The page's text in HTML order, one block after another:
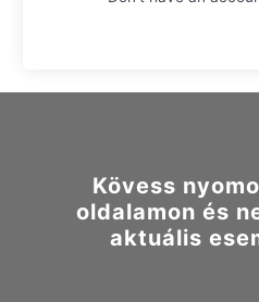
Kövess
oldalamon és
aktuális